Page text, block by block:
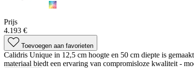
Prijs
4.193 €
Toevoegen aan favorieten
Calidris Unique in 12,5 cm hoogte en 50 cm diepte is
materiaal biedt een ervaring van compromisloze kwaliteit -